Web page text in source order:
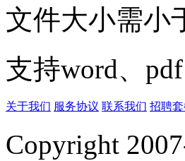
文件大小需小
支持word、
关于我们 服务协议 联系我们 招聘
Copyright